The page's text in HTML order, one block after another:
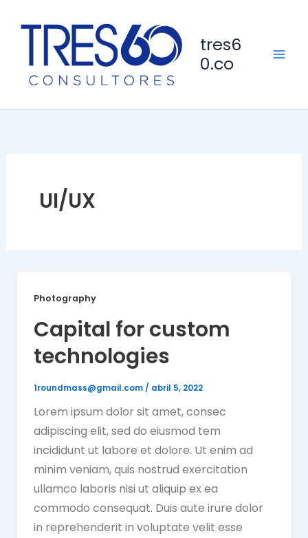
contenido
tres6
0.co
UI/UX
Photography
Capital for custom
technologies
1roundmass@gmail.com/ abril 5, 2022
Lorem ipsum dolor sit amet, consec
adipiscing elit, sed do eiusmod tem
incididunt ut labore et dolore. Ut enim ad
minim veniam, quis nostrud exercitation
ullamco laboris nisi ut aliquip ex ea
commodo consequat. Duis aute irure dolor
in reprehenderit in voluptate velit esse